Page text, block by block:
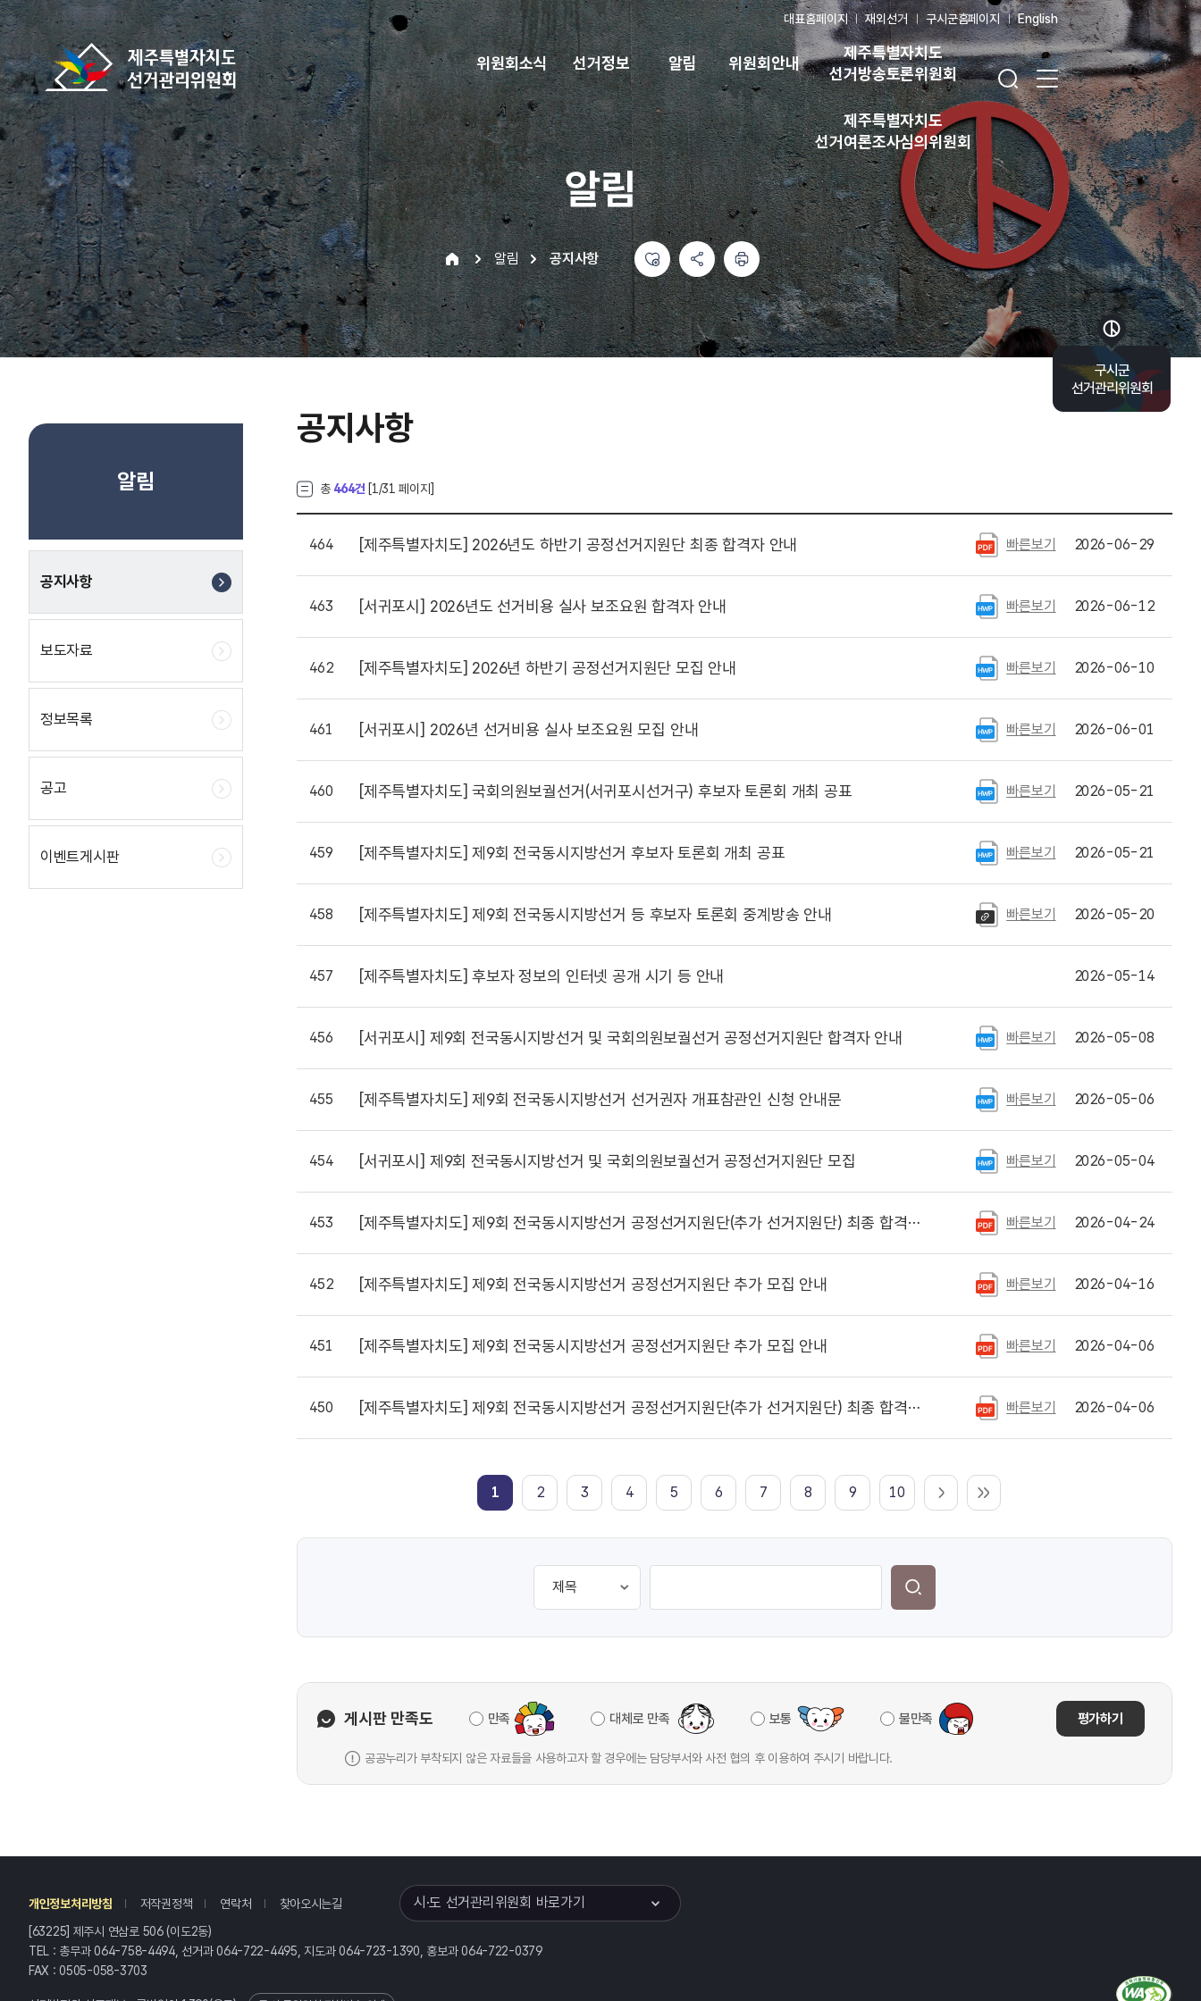
바로가기 메뉴
대표홈페이지 재외선거 구시군홈페이지 English
위원회소식 선거정보 알림 위원회안내
제주특별자치도
선거방송토론위원회
제주특별자치도
선거여론조사심의위원회
알림
알림 공지사항
알림
공지사항
보도자료
정보목록
공고
이벤트게시판
공지사항
총 464건 [1 /31 페이지]
464 [제주특별자치도] 2026년도 하반기 공정선거지원단 최종 합격자 안내 빠른보기 2026-06-29
463 [서귀포시] 2026년도 선거비용 실사 보조요원 합격자 안내 빠른보기 2026-06-12
462 [제주특별자치도] 2026년 하반기 공정선거지원단 모집 안내 빠른보기 2026-06-10
461 [서귀포시] 2026년 선거비용 실사 보조요원 모집 안내 빠른보기 2026-06-01
460 [제주특별자치도] 국회의원보궐선거(서귀포시선거구) 후보자 토론회 개최 공표 빠른보기 2026-05-21
459 [제주특별자치도] 제9회 전국동시지방선거 후보자 토론회 개최 공표 빠른보기 2026-05-21
458 [제주특별자치도] 제9회 전국동시지방선거 등 후보자 토론회 중계방송 안내 빠른보기 2026-05-20
457 [제주특별자치도] 후보자 정보의 인터넷 공개 시기 등 안내 2026-05-14
456 [서귀포시] 제9회 전국동시지방선거 및 국회의원보궐선거 공정선거지원단 합격자 안내 빠른보기 2026-05-08
455 [제주특별자치도] 제9회 전국동시지방선거 선거권자 개표참관인 신청 안내문 빠른보기 2026-05-06
454 [서귀포시] 제9회 전국동시지방선거 및 국회의원보궐선거 공정선거지원단 모집 빠른보기 2026-05-04
453 [제주특별자치도] 제9회 전국동시지방선거 공정선거지원단(추가 선거지원단) 최종 합격자 안내 빠른보기 2026-04-24
452 [제주특별자치도] 제9회 전국동시지방선거 공정선거지원단 추가 모집 안내 빠른보기 2026-04-16
451 [제주특별자치도] 제9회 전국동시지방선거 공정선거지원단 추가 모집 안내 빠른보기 2026-04-06
450 [제주특별자치도] 제9회 전국동시지방선거 공정선거지원단(추가 선거지원단) 최종 합격자 안내 빠른보기 2026-04-06
1 2 3 4 5 6 7 8 9 10
게시판 만족도 만족 대체로 만족 보통 불만족 평가하기
공공누리가 부착되지 않은 자료들을 사용하고자 할 경우에는 담당부서와 사전 협의 후 이용하여 주시기 바랍니다.
구시군
선거관리위원회
바로가기 목록 열기
개인정보처리방침 저작권정책 연락처 찾아오시는길 시·도 선거관리위원회 바로가기
[63225] 제주시 연삼로 506 (이도2동)
TEL : 총무과 064-758-4494, 선거과 064-722-4495, 지도과 064-723-1390, 홍보과 064-722-0379
FAX : 0505-058-3703